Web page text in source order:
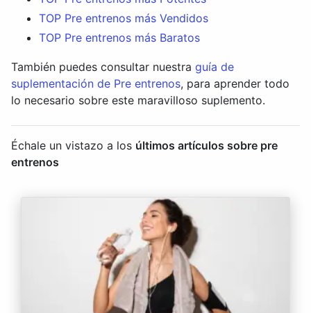
TOP Pre entrenos más Vendidos
TOP Pre entrenos más Baratos
También puedes consultar nuestra guía de
suplementación de Pre entrenos, para aprender todo
lo necesario sobre este maravilloso suplemento.
Échale un vistazo a los últimos artículos sobre pre
entrenos